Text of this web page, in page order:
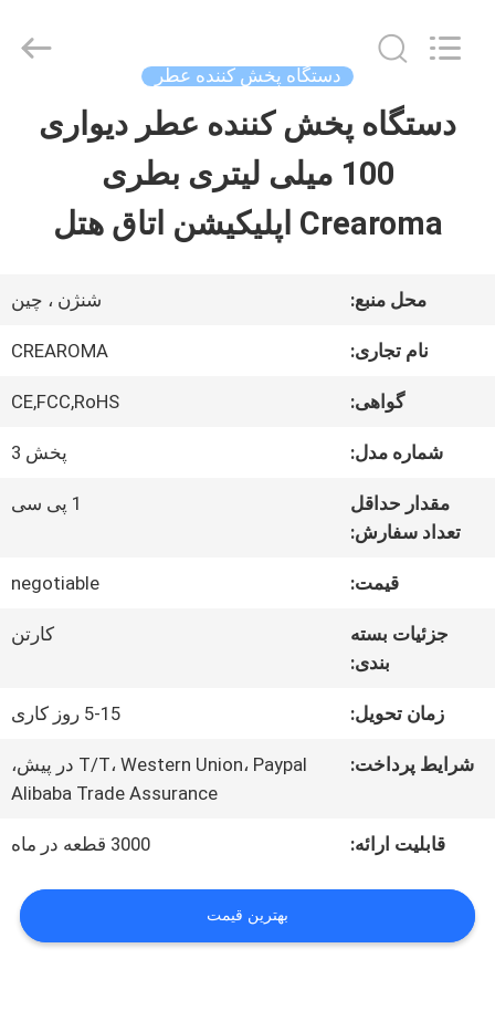
خانه
کارخانه
Online
Reserved.
دستگاه پخش کننده عطر
دستگاه پخش کننده عطر دیواری
100 میلی لیتری بطری
Crearoma اپلیکیشن اتاق هتل
محل منبع: شنژن ، چین
نام تجاری: CREAROMA
گواهی: CE,FCC,RoHS
شماره مدل: پخش 3
مقدار حداقل
تعداد سفارش:
1 پی سی
قیمت: negotiable
جزئیات بسته
بندی:
کارتن
زمان تحویل: 5-15 روز کاری
شرایط پرداخت:
T/T، Western Union، Paypal در پیش،
Alibaba Trade Assurance
قابلیت ارائه: 3000 قطعه در ماه
بهترین قیمت